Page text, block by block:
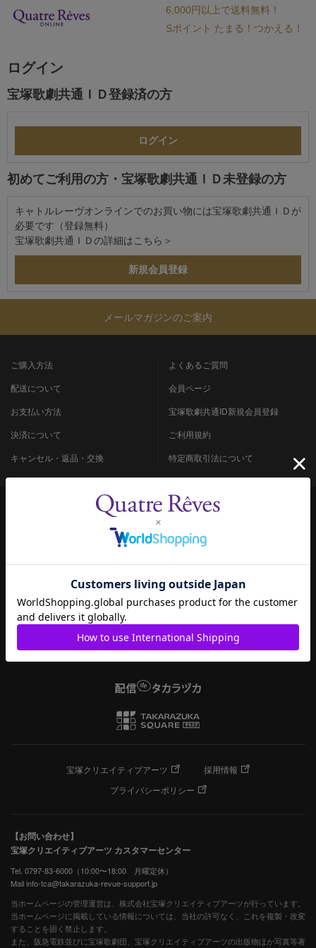
6,000円以上で送料無料！
Sポイント たまる！つかえる！
ログイン
宝塚歌劇共通ＩＤ登録済の方
初めてご利用の方・宝塚歌劇共通ＩＤ未登録の方
キャトルレーヴオンラインでのお買い物には宝塚歌劇共通ＩＤが
必要です（登録無料）
宝塚歌劇共通ＩＤの詳細は こちら＞
メールマガジンのご案内
ご購入方法
配送について
お支払い方法
決済について
キャンセル・返品・交換
よくあるご質問
会員ページ
宝塚歌劇共通ID新規会員登録
ご利用規約
特定商取引法について
宝塚クリエイティブアーツ
採用情報
プライバシーポリシー
【お問い合わせ】
宝塚クリエイティブアーツ カスタマーセンター
Tel. 0797-83-6000（10:00〜18:00 月曜定休）
Mail info-tca@takarazuka-revue-support.jp
当ホームページの管理運営は、株式会社宝塚クリエイティブアーツが行っています。
当ホームページに掲載している情報については、当社の許可なく、これを複製・改変
することを固く禁止します。
また、阪急電鉄並びに宝塚歌劇団、宝塚クリエイティブアーツの出版物ほか写真等著